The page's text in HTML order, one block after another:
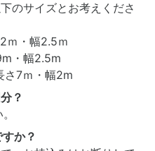
のサイズとお考えくださ
ｍ・幅2.5ｍ
・幅2.5m
さ7ｍ・幅2m
？
か？